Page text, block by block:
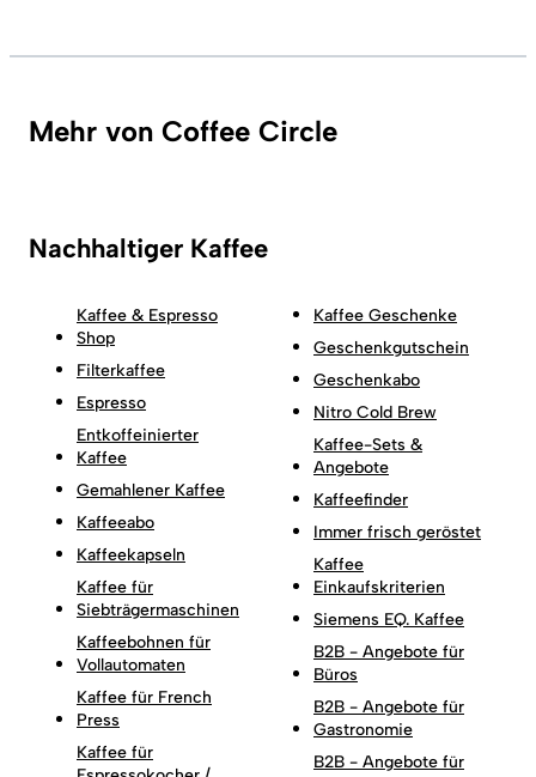
Mehr von Coffee Circle
Nachhaltiger Kaffee
Kaffee & Espresso
Shop
Filterkaffee
Espresso
Entkoffeinierter
Kaffee
Gemahlener Kaffee
Kaffeeabo
Kaffeekapseln
Kaffee für
Siebträgermaschinen
Kaffeebohnen für
Vollautomaten
Kaffee für French
Press
Kaffee für
Kaffee Geschenke
Geschenkgutschein
Geschenkabo
Nitro Cold Brew
Kaffee-Sets &
Angebote
Kaffeefinder
Immer frisch geröstet
Kaffee
Einkaufskriterien
Siemens EQ. Kaffee
B2B - Angebote für
Büros
B2B - Angebote für
Gastronomie
B2B - Angebote für